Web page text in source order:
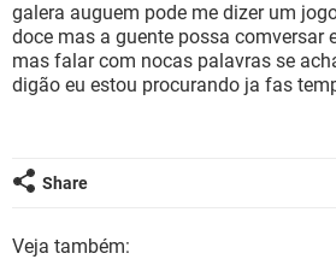
INSTAGRAM GMAIL
GUIA DE COMPRAS
OUTLOOK EXCEL
INSTAGRAM GMAIL
galera auguem pode me dizer um
doce mas a guente possa comversar
mas falar com nocas palavras se
digão eu estou procurando ja fas
Share
Veja também: